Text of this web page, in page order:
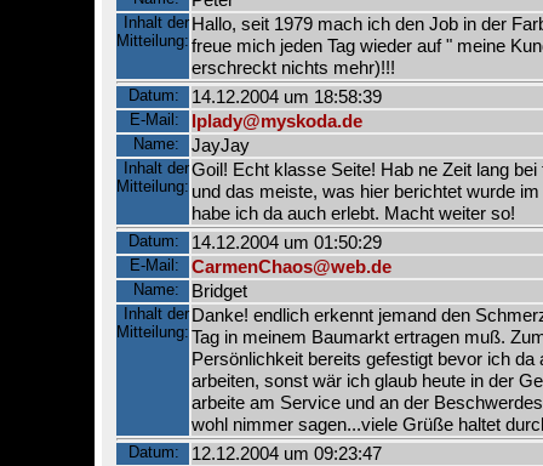
Inhalt der
Mitteilung:
Hallo, seit 1979 mach ich den Job in der
freue mich jeden Tag wieder auf " meine
erschreckt nichts mehr)!!!
Datum: 14.12.2004 um 18:58:39
E-Mail: lplady@myskoda.de
Name: JayJay
Inhalt der
Mitteilung:
Goil! Echt klasse Seite! Hab ne Zeit lang bei
und das meiste, was hier berichtet wurde
habe ich da auch erlebt. Macht weiter so!
Datum: 14.12.2004 um 01:50:29
E-Mail: CarmenChaos@web.de
Name: Bridget
Inhalt der
Mitteilung:
Danke! endlich erkennt jemand den
Tag in meinem Baumarkt ertragen muß.
Persönlichkeit bereits gefestigt bevor ich da
arbeiten, sonst wär ich glaub heute in der
arbeite am Service und an der
wohl nimmer sagen...viele Grüße haltet
Datum: 12.12.2004 um 09:23:47